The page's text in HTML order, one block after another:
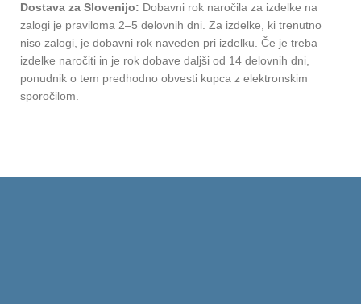
Dostava za Slovenijo: Dobavni rok naročila za izdelke na
zalogi je praviloma 2–5 delovnih dni. Za izdelke, ki trenutno
niso zalogi, je dobavni rok naveden pri izdelku. Če je treba
izdelke naročiti in je rok dobave daljši od 14 delovnih dni,
ponudnik o tem predhodno obvesti kupca z elektronskim
sporočilom.